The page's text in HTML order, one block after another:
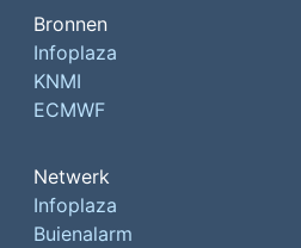
Bronnen
Infoplaza
KNMI
ECMWF
Netwerk
Infoplaza
Buienalarm